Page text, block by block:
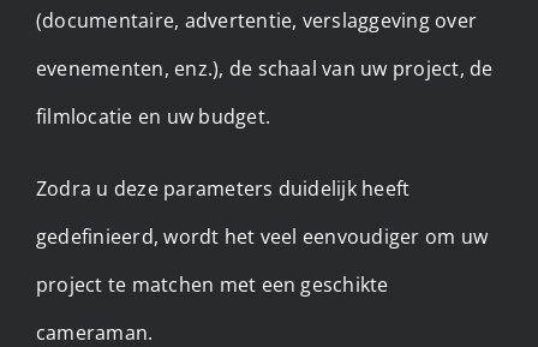
(documentaire, advertentie, verslaggeving over
evenementen, enz.), de schaal van uw project, de
filmlocatie en uw budget.
Zodra u deze parameters duidelijk heeft
gedefinieerd, wordt het veel eenvoudiger om uw
project te matchen met een geschikte
cameraman.